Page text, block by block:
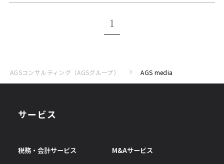
1
AGSコンサルティング（AGSグループ） AGS media
サービス
税務・会計サービス M&Aサービス